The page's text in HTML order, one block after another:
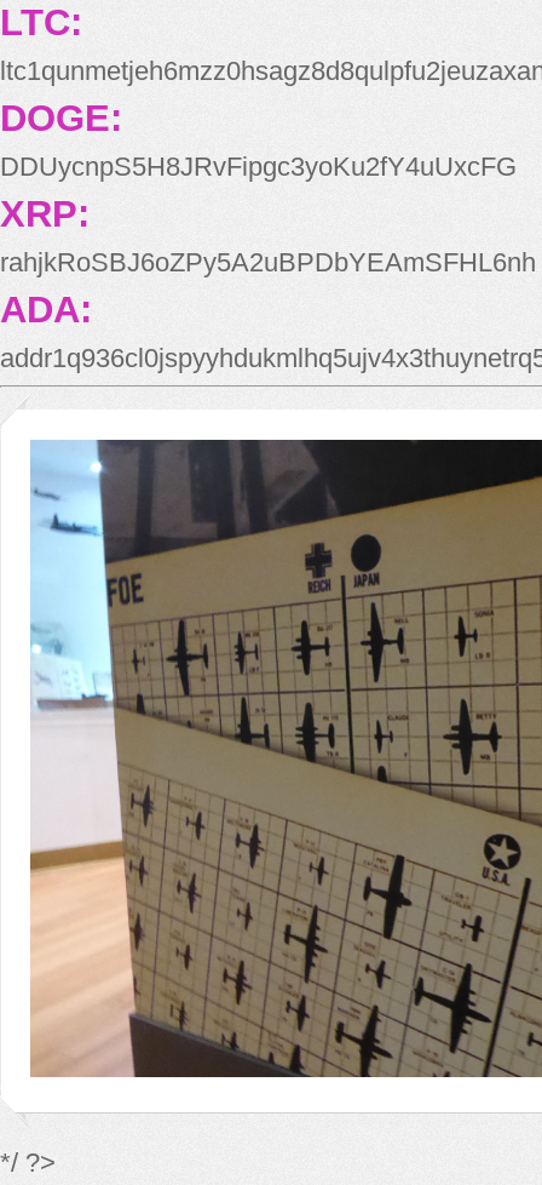
LTC:
DOGE:
DDUycnpS5H8JRvFipgc3yoKu2fY4uUxcFG
XRP:
rahjkRoSBJ6oZPy5A2uBPDbYEAmSFHL6nh
ADA:
*/ ?>